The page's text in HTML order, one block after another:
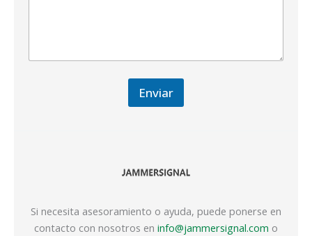
Enviar
Si necesita asesoramiento o ayuda, puede ponerse en
contacto con nosotros en info@jammersignal.com o